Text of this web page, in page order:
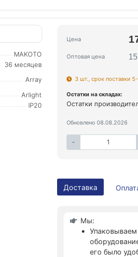
MAKOTO
36 месяцев
Array
Arlight
IP20
Цена
Оптовая цена
3 шт., срок поставки
Остатки на складах:
Остатки
Обновлено 08.08.2026
-
Доставка
Мы:
Упаковываем
его было